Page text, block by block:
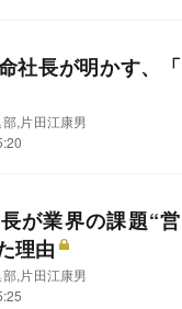
社長が明かす、
,片田江康男
が業界の課題“
理由
,片田江康男